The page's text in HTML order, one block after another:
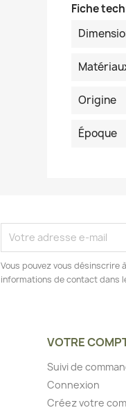
Fiche
Origine
Époque
Vous pouvez vous désinscrire
informations de contact dans
VOTRE
Suivi de
Connexion
Créez votre